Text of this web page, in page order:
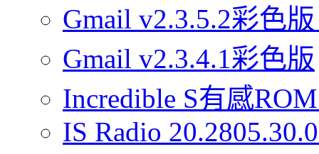
Gmail v2.3.5.2彩色
Gmail v2.3.4.1彩色版
Incredible S有感
IS Radio